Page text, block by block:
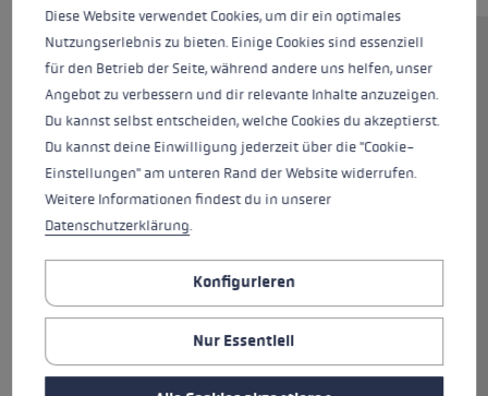
Der Legacy Lite AS ist ein
leichter und gleichzeitig
komfortabler Trekkingstock aus
Aluminium. Das Antishock
Dämpfungssystem reduziert die
Aufprallkräfte und entlastet
damit Muskulatur, Sehnen und
Stock mit dem ergonomisch
geformten EVOCON Griff, der
eine abgerundete Stützfläche
für angenehmes bergab gehen
bietet. Mit dem Speed Lock+
Diese Website verwendet Cookies, um dir ein optimales
Nutzungserlebnis zu bieten. Einige Cookies sind essenziell
für den Betrieb der Seite, während andere uns helfen, unser
Angebot zu verbessern und dir relevante Inhalte anzuzeigen.
Du kannst selbst entscheiden, welche Cookies du akzeptierst.
Du kannst deine Einwilligung jederzeit über die "Cookie-
Einstellungen" am unteren Rand der Website widerrufen.
Weitere Informationen findest du in unserer
Datenschutzerklärung.
Konfigurieren
Nur Essentiell